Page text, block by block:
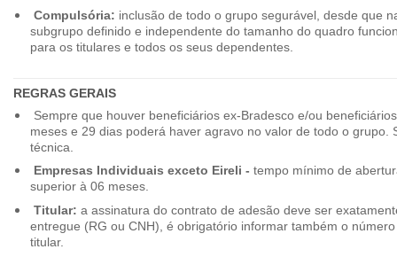
Compulsória: inclusão de todo o grupo segurável, desde que
subgrupo definido e independente do tamanho do quadro
para os titulares e todos os seus dependentes.
REGRAS GERAIS
Sempre que houver beneficiários ex-Bradesco e/ou
meses e 29 dias poderá haver agravo no valor de todo o grupo.
técnica.
Empresas Individuais exceto Eireli - tempo mínimo de
superior à 06 meses.
Titular: a assinatura do contrato de adesão deve ser
entregue (RG ou CNH), é obrigatório informar também o
titular.